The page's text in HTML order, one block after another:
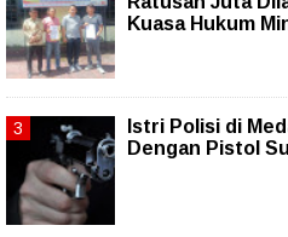
Kuasa Hukum
Istri Polisi di
Dengan Pistol